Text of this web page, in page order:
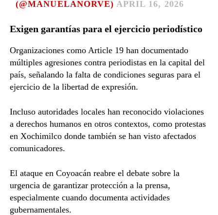
(@MANUELANORVE) APRIL 16, 2026
Exigen garantías para el ejercicio periodístico
Organizaciones como Article 19 han documentado
múltiples agresiones contra periodistas en la capital del
país, señalando la falta de condiciones seguras para el
ejercicio de la libertad de expresión.
Incluso autoridades locales han reconocido violaciones
a derechos humanos en otros contextos, como protestas
en Xochimilco donde también se han visto afectados
comunicadores.
El ataque en Coyoacán reabre el debate sobre la
urgencia de garantizar protección a la prensa,
especialmente cuando documenta actividades
gubernamentales.